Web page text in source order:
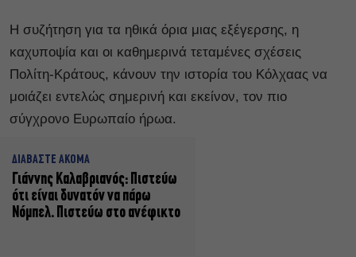
Η συζήτηση για τα ηθικά όρια μιας εξέγερσης, η
καχυποψία και οι καθημερινά τεταμένες σχέσεις
Πολίτη-Κράτους, κάνουν την ιστορία του Κόλχαας να
μοιάζει εντελώς σημερινή και εκείνον, τον πιο
σύγχρονο Ευρωπαίο ήρωα.
ΔΙΑΒΑΣΤΕ ΑΚΟΜΑ
Γιάννης Καλαβριανός: Πιστεύω
ότι είναι δυνατόν να πάρω
Νόμπελ. Πιστεύω στο ανέφικτο